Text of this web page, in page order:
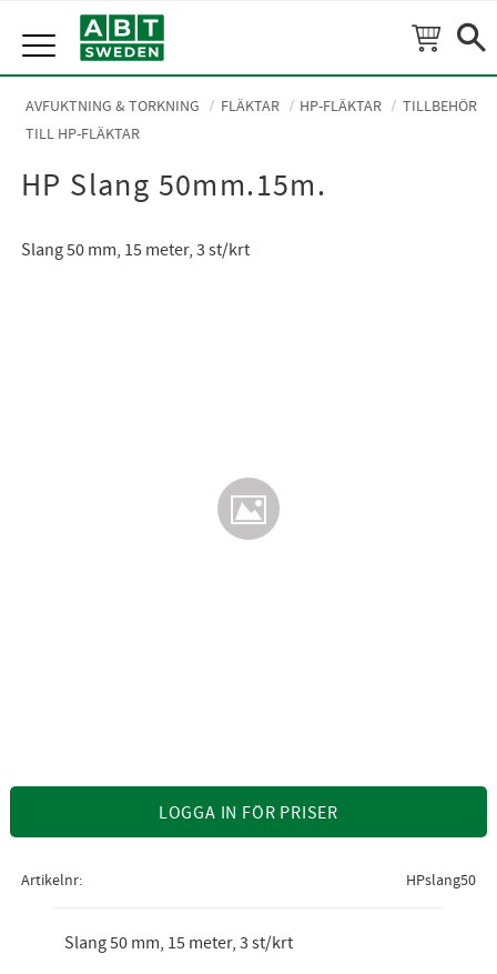
Meny
AVFUKTNING & TORKNING FLÄKTAR HP-FLÄKTAR
TILLBEHÖR
TILL HP-FLÄKTAR
HP Slang 50mm.15m.
Slang 50 mm, 15 meter, 3 st/krt
LOGGA IN FÖR PRISER
Artikelnr HPslang50
Slang 50 mm, 15 meter, 3 st/krt